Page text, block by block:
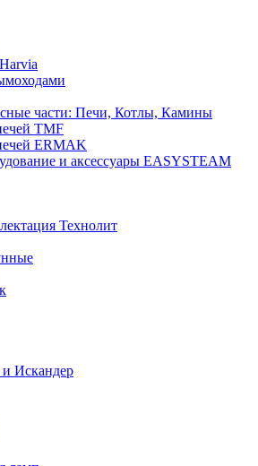
части: Печи, Котлы, Камины
TMF
ERMAK
и аксессуары EASYSTEAM
Технолит
Искандер